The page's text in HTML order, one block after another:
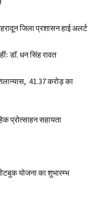
जिला प्रशासन हाई अलर्ट
डाॅ. धन सिंह रावत
₹ 41.37 करोड़ का
प्रोत्साहन सहायता
योजना का शुभारम्भ